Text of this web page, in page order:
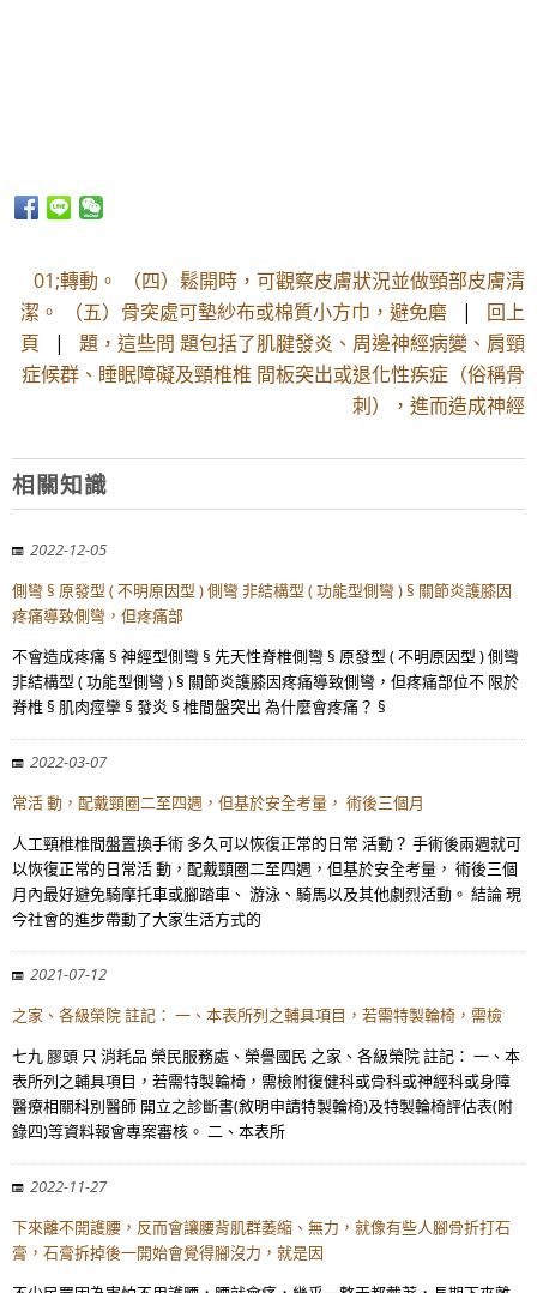
01;轉動。 （四）鬆開時，可觀察皮膚狀況並做頸部皮膚清
潔。 （五）骨突處可墊紗布或棉質小方巾，避免磨 | 回上
頁 | 題，這些問 題包括了肌腱發炎、周邊神經病變、肩頸
症候群、睡眠障礙及頸椎椎 間板突出或退化性疾症（俗稱骨
刺），進而造成神經
相關知識
2022-12-05
側彎 § 原發型 ( 不明原因型 ) 側彎 非結構型 ( 功能型側彎 ) § 關節炎護膝因
疼痛導致側彎，但疼痛部
不會造成疼痛 § 神經型側彎 § 先天性脊椎側彎 § 原發型 ( 不明原因型 ) 側彎
非結構型 ( 功能型側彎 ) § 關節炎護膝因疼痛導致側彎，但疼痛部位不 限於
脊椎 § 肌肉痙攣 § 發炎 § 椎間盤突出 為什麼會疼痛？ §
2022-03-07
常活 動，配戴頸圈二至四週，但基於安全考量， 術後三個月
人工頸椎椎間盤置換手術 多久可以恢復正常的日常 活動？ 手術後兩週就可
以恢復正常的日常活 動，配戴頸圈二至四週，但基於安全考量， 術後三個
月內最好避免騎摩托車或腳踏車、 游泳、騎馬以及其他劇烈活動。 結論 現
今社會的進步帶動了大家生活方式的
2021-07-12
之家、各級榮院 註記： 一、本表所列之輔具項目，若需特製輪椅，需檢
七九 膠頭 只 消耗品 榮民服務處、榮譽國民 之家、各級榮院 註記： 一、本
表所列之輔具項目，若需特製輪椅，需檢附復健科或骨科或神經科或身障
醫療相關科別醫師 開立之診斷書(敘明申請特製輪椅)及特製輪椅評估表(附
錄四)等資料報會專案審核。 二、本表所
2022-11-27
下來離不開護腰，反而會讓腰背肌群萎縮、無力，就像有些人腳骨折打石
膏，石膏拆掉後一開始會覺得腳沒力，就是因